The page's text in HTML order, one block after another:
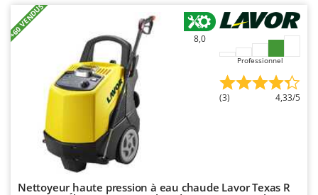
+60 VENDUS 8,0
Professionnel
(3) 4,33/5
Nettoyeur haute pression à eau chaude Lavor Texas R